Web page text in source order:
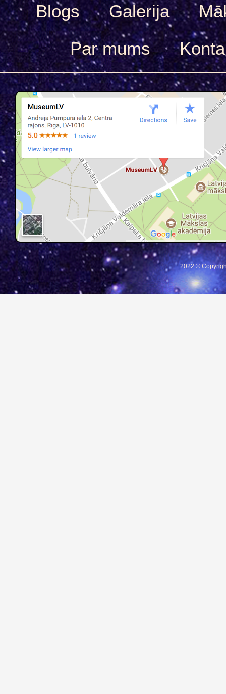
Blogs Galerija
Par mums
2022 ©